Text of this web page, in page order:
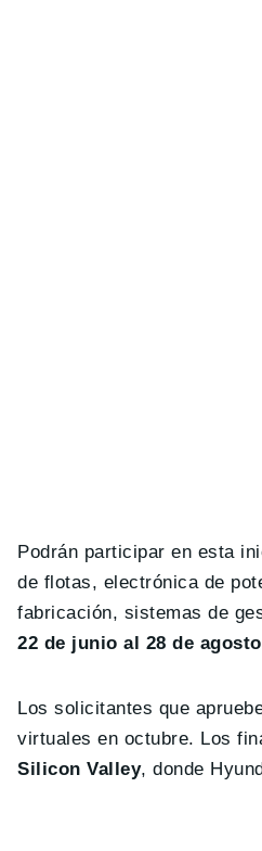
Podrán participar en esta
de flotas, electrónica de
fabricación, sistemas de
22 de junio al 28 de agosto
Los solicitantes que
virtuales en octubre. Los
Silicon Valley, donde